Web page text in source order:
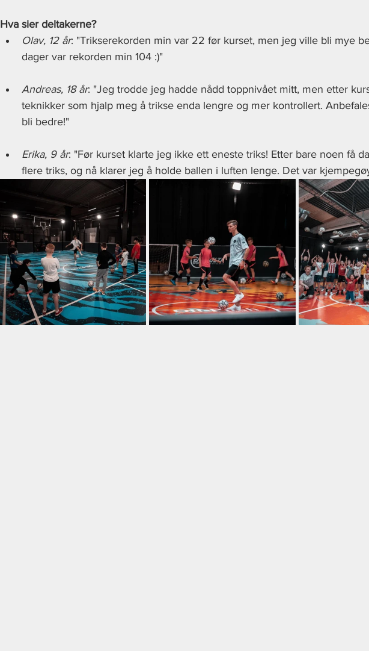
Hva sier deltakerne?
Olav, 12 år: "Trikserekorden min var 22 før kurset, men jeg ville bli mye
dager var rekorden min 104 :)"
Andreas, 18 år: "Jeg trodde jeg hadde nådd toppnivået mitt, men etter
teknikker som hjalp meg å trikse enda lengre og mer kontrollert.
bli bedre!"
Erika, 9 år: "Før kurset klarte jeg ikke ett eneste triks! Etter bare noen få
flere triks, og nå klarer jeg å holde ballen i luften lenge. Det var